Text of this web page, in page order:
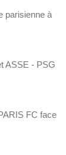
parisienne à
ASSE - PSG
FC face